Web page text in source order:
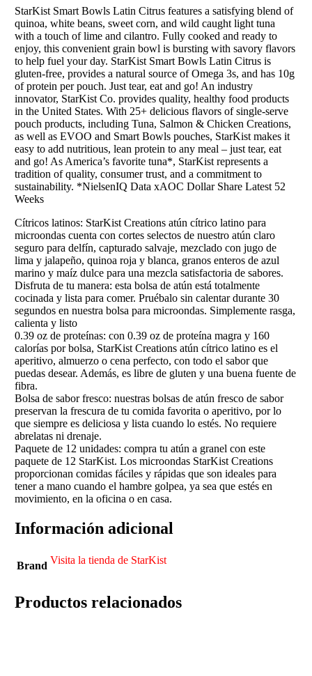
StarKist Smart Bowls Latin Citrus features a satisfying blend of
quinoa, white beans, sweet corn, and wild caught light tuna
with a touch of lime and cilantro. Fully cooked and ready to
enjoy, this convenient grain bowl is bursting with savory flavors
to help fuel your day. StarKist Smart Bowls Latin Citrus is
gluten-free, provides a natural source of Omega 3s, and has 10g
of protein per pouch. Just tear, eat and go! An industry
innovator, StarKist Co. provides quality, healthy food products
in the United States. With 25+ delicious flavors of single-serve
pouch products, including Tuna, Salmon & Chicken Creations,
as well as EVOO and Smart Bowls pouches, StarKist makes it
easy to add nutritious, lean protein to any meal – just tear, eat
and go! As America’s favorite tuna*, StarKist represents a
tradition of quality, consumer trust, and a commitment to
sustainability. *NielsenIQ Data xAOC Dollar Share Latest 52
Weeks
Cítricos latinos: StarKist Creations atún cítrico latino para
microondas cuenta con cortes selectos de nuestro atún claro
seguro para delfín, capturado salvaje, mezclado con jugo de
lima y jalapeño, quinoa roja y blanca, granos enteros de azul
marino y maíz dulce para una mezcla satisfactoria de sabores.
Disfruta de tu manera: esta bolsa de atún está totalmente
cocinada y lista para comer. Pruébalo sin calentar durante 30
segundos en nuestra bolsa para microondas. Simplemente rasga,
calienta y listo
0.39 oz de proteínas: con 0.39 oz de proteína magra y 160
calorías por bolsa, StarKist Creations atún cítrico latino es el
aperitivo, almuerzo o cena perfecto, con todo el sabor que
puedas desear. Además, es libre de gluten y una buena fuente de
fibra.
Bolsa de sabor fresco: nuestras bolsas de atún fresco de sabor
preservan la frescura de tu comida favorita o aperitivo, por lo
que siempre es deliciosa y lista cuando lo estés. No requiere
abrelatas ni drenaje.
Paquete de 12 unidades: compra tu atún a granel con este
paquete de 12 StarKist. Los microondas StarKist Creations
proporcionan comidas fáciles y rápidas que son ideales para
tener a mano cuando el hambre golpea, ya sea que estés en
movimiento, en la oficina o en casa.
Información adicional
Brand Visita la tienda de StarKist
Productos relacionados